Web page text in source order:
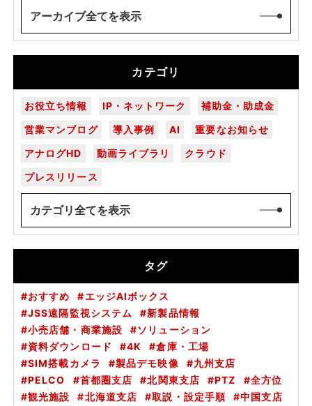
アーカイブ全てを表示
カテゴリ
お役立ち情報 IP・ネットワーク
補助金・助成金
営業マンブログ
導入事例 AI
重要なお知らせ
アナログHD
動画ライブラリ
クラウド
プレスリリース
カテゴリ全てを表示
タグ
おすすめ
エッジAIボックス
JSS遠隔監視システム
新製品情報
小売店舗・商業施設
ソリューション
資料ダウンロード
4K
倉庫・工場
SIM搭載カメラ
製品デモ映像
九州支店
PELCO
首都圏支店 北関東支店 PTZ
全方位
観光施設
北海道支店 取説・設定手順
中国支店